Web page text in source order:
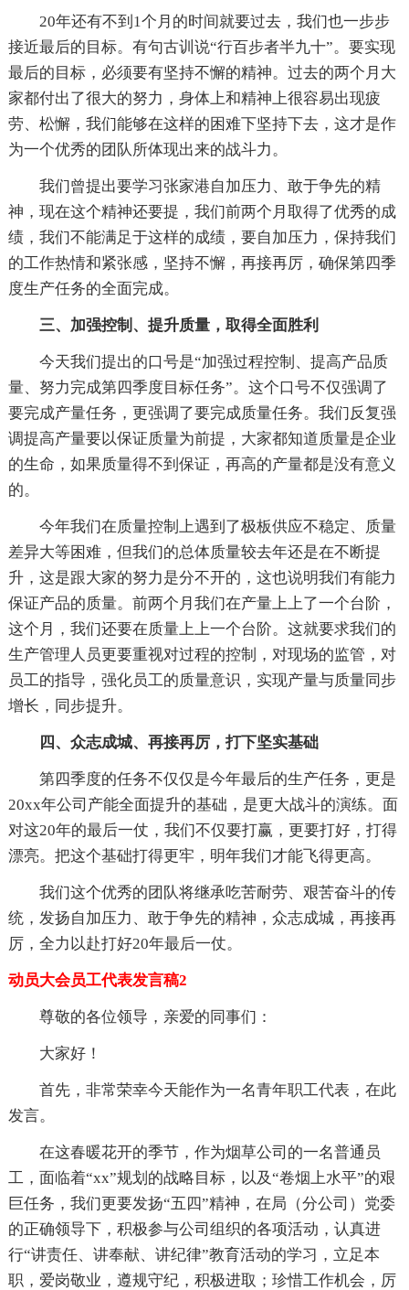
20年还有不到1个月的时间就要过去，我们也一步步
接近最后的目标。有句古训说“行百步者半九十”。要实现
最后的目标，必须要有坚持不懈的精神。过去的两个月大
家都付出了很大的努力，身体上和精神上很容易出现疲
劳、松懈，我们能够在这样的困难下坚持下去，这才是作
为一个优秀的团队所体现出来的战斗力。
我们曾提出要学习张家港自加压力、敢于争先的精
神，现在这个精神还要提，我们前两个月取得了优秀的成
绩，我们不能满足于这样的成绩，要自加压力，保持我们
的工作热情和紧张感，坚持不懈，再接再厉，确保第四季
度生产任务的全面完成。
三、加强控制、提升质量，取得全面胜利
今天我们提出的口号是“加强过程控制、提高产品质
量、努力完成第四季度目标任务”。这个口号不仅强调了
要完成产量任务，更强调了要完成质量任务。我们反复强
调提高产量要以保证质量为前提，大家都知道质量是企业
的生命，如果质量得不到保证，再高的产量都是没有意义
的。
今年我们在质量控制上遇到了极板供应不稳定、质量
差异大等困难，但我们的总体质量较去年还是在不断提
升，这是跟大家的努力是分不开的，这也说明我们有能力
保证产品的质量。前两个月我们在产量上上了一个台阶，
这个月，我们还要在质量上上一个台阶。这就要求我们的
生产管理人员更要重视对过程的控制，对现场的监管，对
员工的指导，强化员工的质量意识，实现产量与质量同步
增长，同步提升。
四、众志成城、再接再厉，打下坚实基础
第四季度的任务不仅仅是今年最后的生产任务，更是
20xx年公司产能全面提升的基础，是更大战斗的演练。面
对这20年的最后一仗，我们不仅要打赢，更要打好，打得
漂亮。把这个基础打得更牢，明年我们才能飞得更高。
我们这个优秀的团队将继承吃苦耐劳、艰苦奋斗的传
统，发扬自加压力、敢于争先的精神，众志成城，再接再
厉，全力以赴打好20年最后一仗。
动员大会员工代表发言稿2
尊敬的各位领导，亲爱的同事们：
大家好！
首先，非常荣幸今天能作为一名青年职工代表，在此
发言。
在这春暖花开的季节，作为烟草公司的一名普通员
工，面临着“xx”规划的战略目标，以及“卷烟上水平”的艰
巨任务，我们更要发扬“五四”精神，在局（分公司）党委
的正确领导下，积极参与公司组织的各项活动，认真进
行“讲责任、讲奉献、讲纪律”教育活动的学习，立足本
职，爱岗敬业，遵规守纪，积极进取；珍惜工作机会，厉